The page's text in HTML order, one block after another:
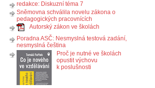
redakce: Diskuzní téma 7
Sněmovna schválila novelu zákona o
pedagogických pracovnících
Autorský zákon ve školách
Poradna ASČ: Nesmyslná testová zadání,
nesmyslná čeština
Proč je nutné ve školách
opustit výchovu
k poslušnosti